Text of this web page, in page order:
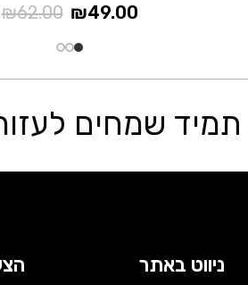
₪62.00 ₪49.00
תמיד שמחים
ניווט באתר